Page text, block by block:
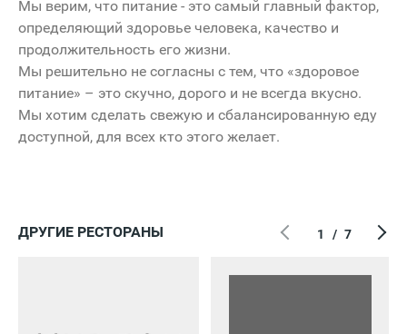
Formelle
ВыставкаДраконов
Boft
Мы верим, что питание - это самый главный фактор,
определяющий здоровье человека, качество и
продолжительность его жизни.
Мы решительно не согласны с тем, что «здоровое
питание» – это скучно, дорого и не всегда вкусно.
Мы хотим сделать свежую и сбалансированную еду
доступной, для всех кто этого желает.
ДРУГИЕ РЕСТОРАНЫ 1 / 7